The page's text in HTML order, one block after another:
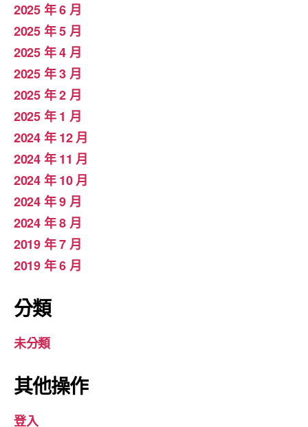
2025 年 6 月
2025 年 5 月
2025 年 4 月
2025 年 3 月
2025 年 2 月
2025 年 1 月
2024 年 12 月
2024 年 11 月
2024 年 10 月
2024 年 9 月
2024 年 8 月
2019 年 7 月
2019 年 6 月
分類
未分類
其他操作
登入